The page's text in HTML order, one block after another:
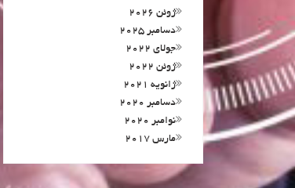
ژوئن 2026
دسامبر 2025
جولای 2022
ژوئن 2022
ژانویه 2021
دسامبر 2020
نوامبر 2020
مارس 2017